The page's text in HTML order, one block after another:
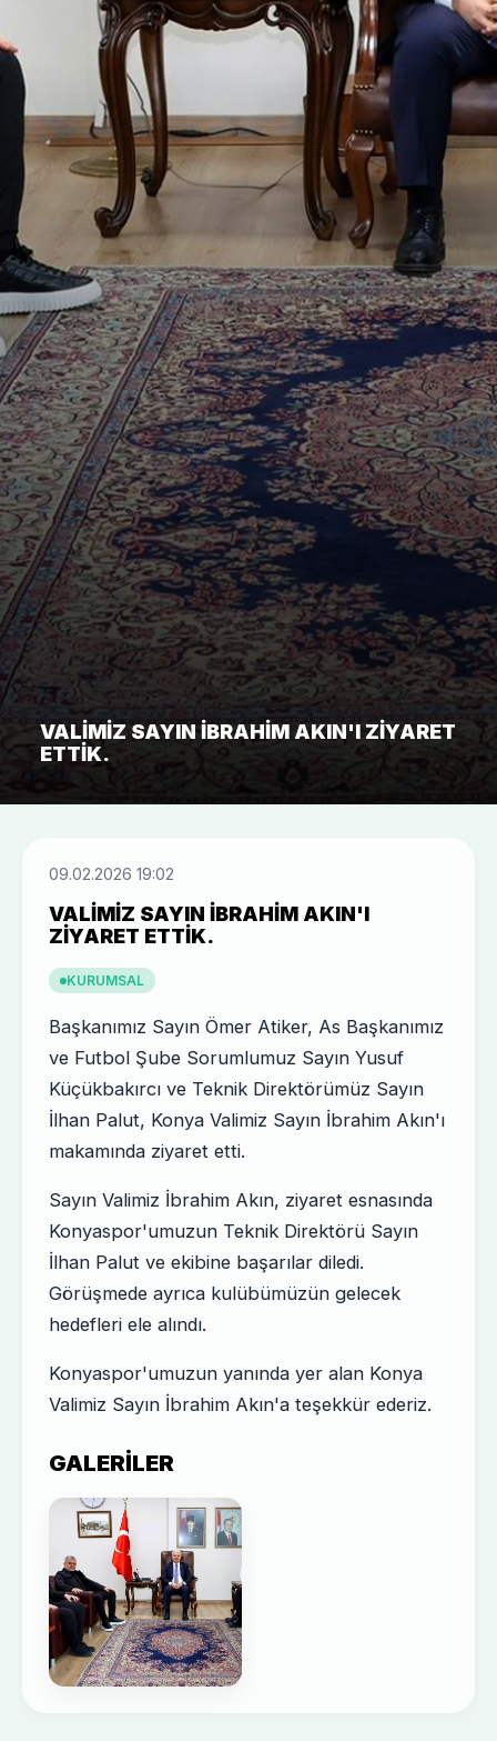
VALIMIZ SAYIN İBRAHIM AKIN'I ZIYARET
ETTIK.
09.02.2026 19:02
VALIMIZ SAYIN İBRAHIM AKIN'I
ZIYARET ETTIK.
KURUMSAL
Başkanımız Sayın Ömer Atiker, As Başkanımız
ve Futbol Şube Sorumlumuz Sayın Yusuf
Küçükbakırcı ve Teknik Direktörümüz Sayın
İlhan Palut, Konya Valimiz Sayın İbrahim Akın'ı
makamında ziyaret etti.
Sayın Valimiz İbrahim Akın, ziyaret esnasında
Konyaspor'umuzun Teknik Direktörü Sayın
İlhan Palut ve ekibine başarılar diledi.
Görüşmede ayrıca kulübümüzün gelecek
hedefleri ele alındı.
Konyaspor'umuzun yanında yer alan Konya
Valimiz Sayın İbrahim Akın'a teşekkür ederiz.
GALERILER